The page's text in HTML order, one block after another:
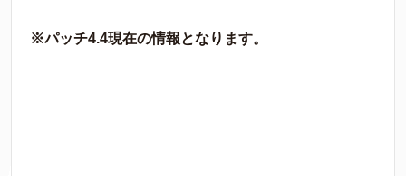
※パッチ4.4現在の情報となります。